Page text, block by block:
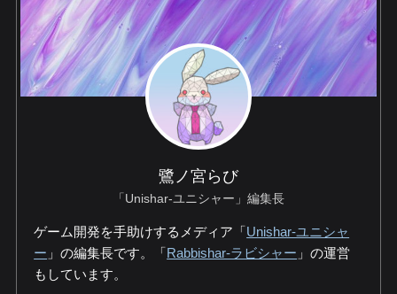
鷺ノ宮らび
「Unishar-ユニシャー」編集長
ゲーム開発を手助けするメディア「Unishar-ユニシャ
ー 」の編集長です。「Rabbishar-ラビシャー 」の運営
もしています。